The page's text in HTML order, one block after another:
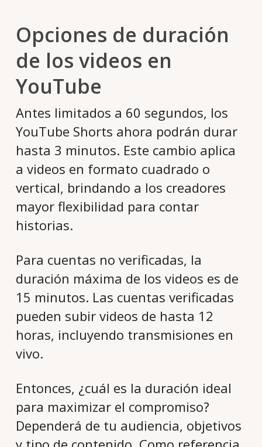
Opciones de duración
de los videos en
YouTube
Antes limitados a 60 segundos, los
YouTube Shorts ahora podrán durar
hasta 3 minutos. Este cambio aplica
a videos en formato cuadrado o
vertical, brindando a los creadores
mayor flexibilidad para contar
historias.
Para cuentas no verificadas, la
duración máxima de los videos es de
15 minutos. Las cuentas verificadas
pueden subir videos de hasta 12
horas, incluyendo transmisiones en
vivo.
Entonces, ¿cuál es la duración ideal
para maximizar el compromiso?
Dependerá de tu audiencia, objetivos